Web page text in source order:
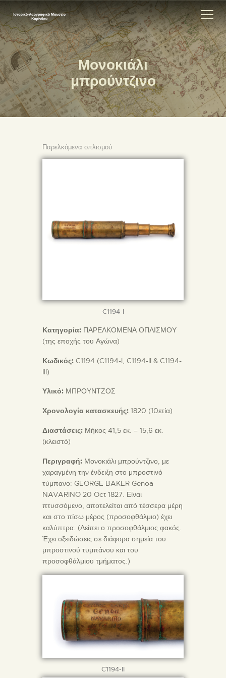
Μονοκιάλι
μπρούντζινο
ΑΡΧΙΚΗ
ΕΚΘΕΣΗ
ΣΧΕΤΙΚΑ
ΕΠΙΚΟΙΝΩΝΊΑ
Παρελκόμενα οπλισμού
C1194-I
Κατηγορία: ΠΑΡΕΛΚΟΜΕΝΑ ΟΠΛΙΣΜΟΥ
(της εποχής του Αγώνα)
Κωδικός: C1194 (C1194-I, C1194-II & C1194-
III)
Υλικό: ΜΠΡΟΥΝΤΖΟΣ
Χρονολογία κατασκευής: 1820 (10ετία)
Διαστάσεις: Μήκος 41,5 εκ. – 15,6 εκ.
(κλειστό)
Περιγραφή: Μονοκιάλι μπρούντζινο, με
χαραγμένη την ένδειξη στο μπροστινό
τύμπανο: GEORGE BAKER Genoa
NAVARINO 20 Oct 1827. Είναι
πτυσσόμενο, αποτελείται από τέσσερα μέρη
και στο πίσω μέρος (προσοφθάλμιο) έχει
καλύπτρα. (Λείπει ο προσοφθάλμιος φακός.
Έχει οξειδώσεις σε διάφορα σημεία του
μπροστινού τυμπάνου και του
προσοφθάλμιου τμήματος.)
C1194-II